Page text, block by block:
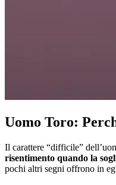
Uomo Toro:
Il carattere “difficile”
risentimento quando la
pochi altri segni offrono in